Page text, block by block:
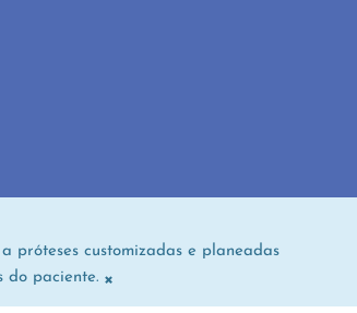
próteses customizadas e planeadas
do paciente. ×